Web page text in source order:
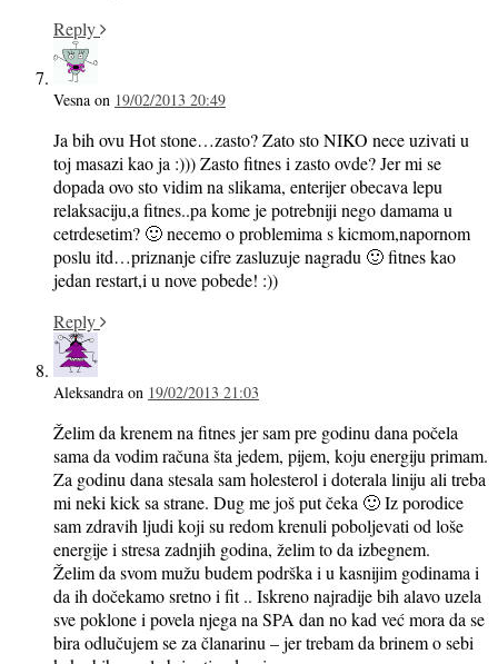
Reply
Vesna on 19/02/2013 20:49
Ja bih ovu Hot stone…zasto? Zato sto NIKO nece uzivati u
toj masazi kao ja :))) Zasto fitnes i zasto ovde? Jer mi se
dopada ovo sto vidim na slikama, enterijer obecava lepu
relaksaciju,a fitnes..pa kome je potrebniji nego damama u
cetrdesetim? 🙂 necemo o problemima s kicmom,napornom
poslu itd…priznanje cifre zasluzuje nagradu 🙂 fitnes kao
jedan restart,i u nove pobede! :))
Reply
Aleksandra on 19/02/2013 21:03
Želim da krenem na fitnes jer sam pre godinu dana počela
sama da vodim računa šta jedem, pijem, koju energiju primam.
Za godinu dana stesala sam holesterol i doterala liniju ali treba
mi neki kick sa strane. Dug me još put čeka 🙂 Iz porodice
sam zdravih ljudi koji su redom krenuli poboljevati od loše
energije i stresa zadnjih godina, želim to da izbegnem.
Želim da svom mužu budem podrška i u kasnijim godinama i
da ih dočekamo sretno i fit .. Iskreno najradije bih alavo uzela
sve poklone i povela njega na SPA dan no kad već mora da se
bira odlučujem se za članarinu – jer trebam da brinem o sebi